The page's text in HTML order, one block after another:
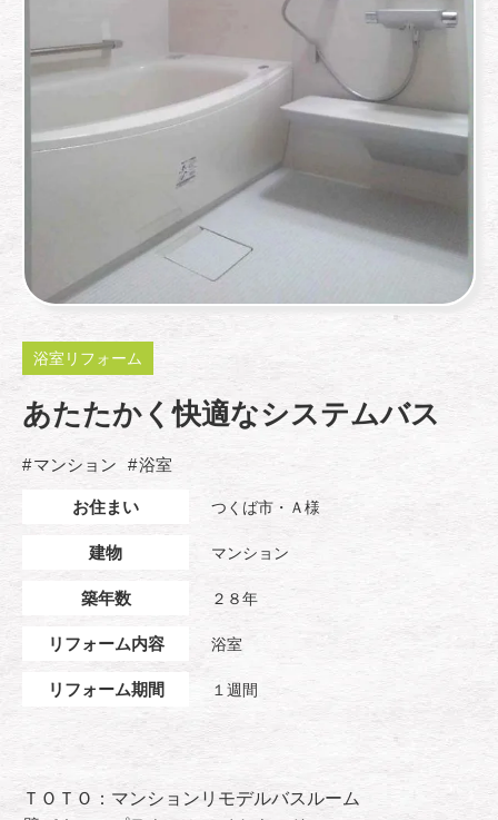
浴室リフォーム
あたたかく快適なシステムバス
マンション 浴室
お住まい つくば市・Ａ様
建物 マンション
築年数 ２８年
リフォーム内容 浴室
リフォーム期間 １週間
ＴＯＴＯ：マンションリモデルバスルーム